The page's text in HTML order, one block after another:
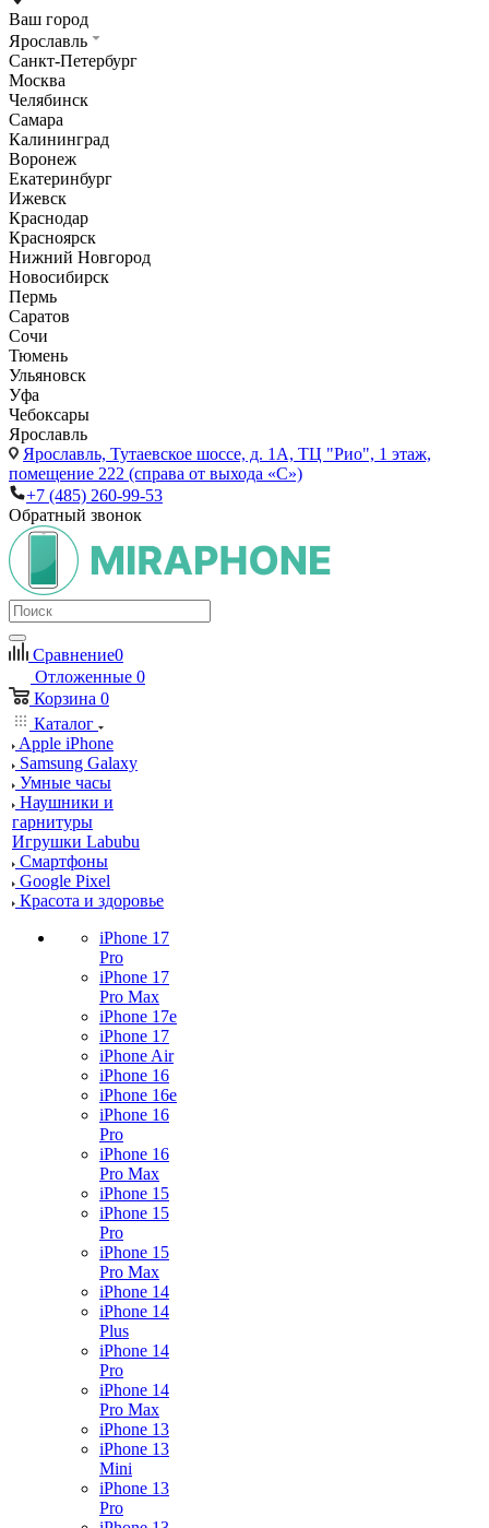
Ваш город
Ярославль
Санкт-Петербург
Москва
Челябинск
Самара
Калининград
Воронеж
Екатеринбург
Ижевск
Краснодар
Красноярск
Нижний Новгород
Новосибирск
Пермь
Саратов
Сочи
Тюмень
Ульяновск
Уфа
Чебоксары
Ярославль
Ярославль, Тутаевское шоссе, д. 1А, ТЦ "Рио", 1 этаж,
помещение 222 (справа от выхода «С»)
+7 (485) 260-99-53
Обратный звонок
Сравнение0
Отложенные 0
Корзина 0
Каталог
Apple iPhone
Samsung Galaxy
Умные часы
Наушники и
гарнитуры
Игрушки Labubu
Смартфоны
Google Pixel
Красота и здоровье
iPhone 17
Pro
iPhone 17
Pro Max
iPhone 17e
iPhone 17
iPhone Air
iPhone 16
iPhone 16e
iPhone 16
Pro
iPhone 16
Pro Max
iPhone 15
iPhone 15
Pro
iPhone 15
Pro Max
iPhone 14
iPhone 14
Plus
iPhone 14
Pro
iPhone 14
Pro Max
iPhone 13
iPhone 13
Mini
iPhone 13
Pro